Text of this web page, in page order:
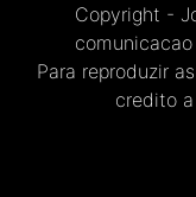
Copyright -
Para reproduzir
credito